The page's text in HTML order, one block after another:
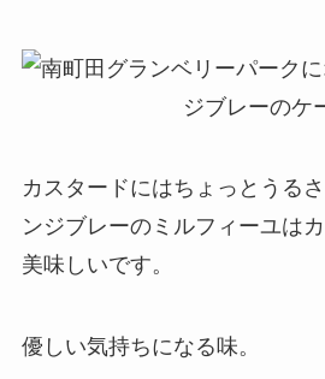
カスタードにはちょっとうる
ンジブレーのミルフィーユは
美味しいです。
優しい気持ちになる味。